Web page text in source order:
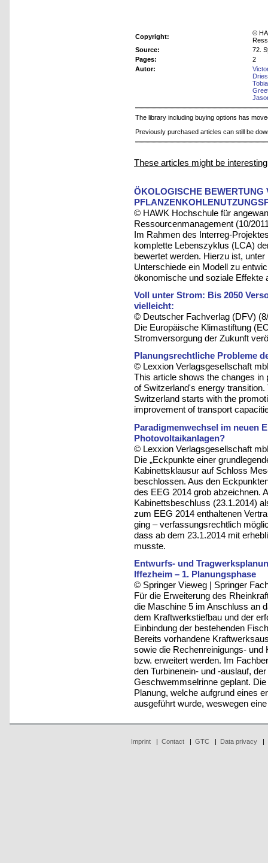
Copyright:
©
Source:
72.
Pages:
2
Autor:
The library including buying options has
Previously purchased articles can still be
These articles might be
ÖKOLOGISCHE BEWERTUNG
© HAWK Hochschule für
Ressourcenmanagement (10/
Im Rahmen des Interreg-
komplette Lebenszyklus (LCA)
bewertet werden. Hierzu ist,
Unterschiede ein Modell zu
ökonomische und soziale Effekte
Voll unter Strom: Bis 2050
vielleicht:
© Deutscher Fachverlag (DFV)
Die Europäische Klimastiftung
Stromversorgung der Zukunft
Planungsrechtliche Probleme
© Lexxion Verlagsgesellschaft
This article shows the changes in
of Switzerland's energy
Switzerland starts with the
improvement of transport
Paradigmenwechsel im neuen
Photovoltaikanlagen?
© Lexxion Verlagsgesellschaft
Die „Eckpunkte einer
Kabinettsklausur auf Schloss
beschlossen. Aus den
des EEG 2014 grob abzeichnen.
Kabinettsbeschluss (23.1.2014)
zum EEG 2014 enthaltenen
ging – verfassungsrechtlich
dass ab dem 23.1.2014 mit
musste.
Entwurfs- und
Iffezheim – 1. Planungsphase
© Springer Vieweg | Springer
Für die Erweiterung des
die Maschine 5 im Anschluss an
dem Kraftwerkstiefbau und der
Einbindung der bestehenden
Bereits vorhandene
sowie die Rechenreinigungs- und
bzw. erweitert werden. Im
den Turbinenein- und -auslauf,
Geschwemmselrinne geplant.
Planung, welche aufgrund eines
ausgeführt wurde, weswegen
Imprint Contact GTC Data privacy